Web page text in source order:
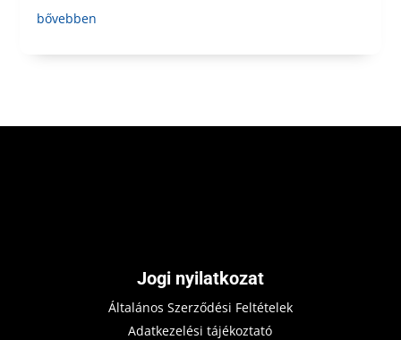
bővebben
Jogi nyilatkozat
Általános Szerződési Feltételek
Adatkezelési tájékoztató